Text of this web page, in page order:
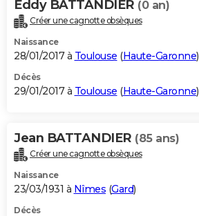
Eddy BATTANDIER (0 an)
Créer une cagnotte obsèques
Naissance
28/01/2017 à Toulouse (Haute-Garonne)
Décès
29/01/2017 à Toulouse (Haute-Garonne)
Jean BATTANDIER (85 ans)
Créer une cagnotte obsèques
Naissance
23/03/1931 à Nîmes (Gard)
Décès